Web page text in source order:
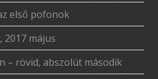
első pofonok
2017 május
– rövid, abszolút második